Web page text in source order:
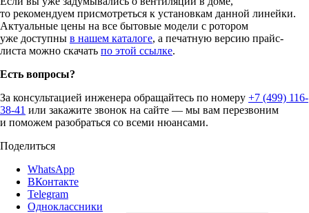
то рекомендуем присмотреться к установкам данной линейки.
Актуальные цены на все бытовые модели с ротором
уже доступны в нашем каталоге, а печатную версию прайс-
листа можно скачать по этой ссылке.
Есть вопросы?
За консультацией инженера обращайтесь по номеру +7 (499) 116-
38-41 или закажите звонок на сайте — мы вам перезвоним
и поможем разобраться со всеми нюансами.
Поделиться
WhatsApp
ВКонтакте
Telegram
Одноклассники